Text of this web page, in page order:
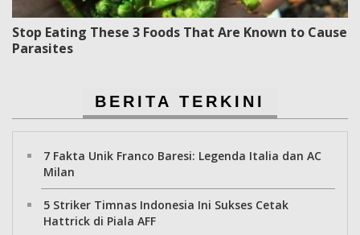
Stop Eating These 3 Foods That Are Known to Cause
Parasites
BERITA TERKINI
7 Fakta Unik Franco Baresi: Legenda Italia dan AC
Milan
5 Striker Timnas Indonesia Ini Sukses Cetak
Hattrick di Piala AFF